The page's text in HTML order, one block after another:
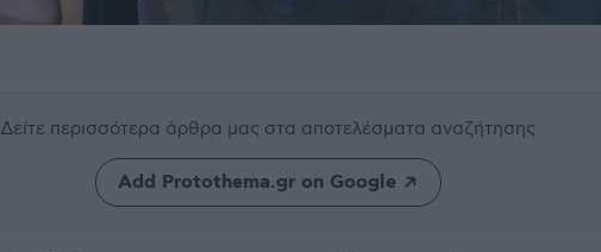
Δείτε περισσότερα άρθρα μας στα αποτελέσματα αναζήτησης
Add Protothema.gr on Google